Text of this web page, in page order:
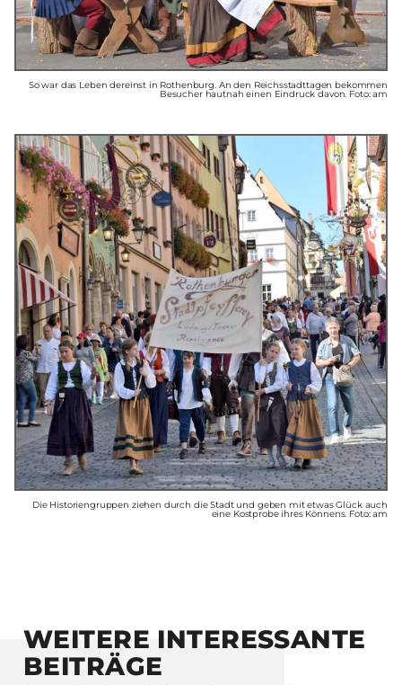
So war das Leben dereinst in Rothenburg. An den Reichsstadttagen bekommen
Besucher hautnah einen Eindruck davon. Foto: am
Die Historiengruppen ziehen durch die Stadt und geben mit etwas Glück auch
eine Kostprobe ihres Könnens. Foto: am
WEITERE INTERESSANTE
BEITRÄGE